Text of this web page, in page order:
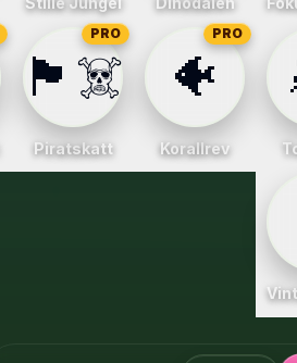
🏴‍☠️
PRO
Piratskatt
🐠
PRO
Korallrev